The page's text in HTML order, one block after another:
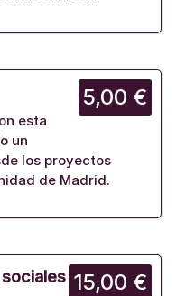
5,00 €
esta
un
los proyectos
de Madrid.
15,00 €